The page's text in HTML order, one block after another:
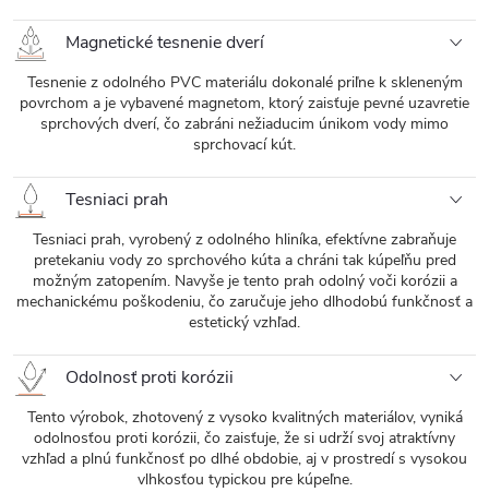
Magnetické tesnenie dverí
Tesnenie z odolného PVC materiálu dokonalé priľne k skleneným
povrchom a je vybavené magnetom, ktorý zaisťuje pevné uzavretie
sprchových dverí, čo zabráni nežiaducim únikom vody mimo
sprchovací kút.
Tesniaci prah
Tesniaci prah, vyrobený z odolného hliníka, efektívne zabraňuje
pretekaniu vody zo sprchového kúta a chráni tak kúpeľňu pred
možným zatopením. Navyše je tento prah odolný voči korózii a
mechanickému poškodeniu, čo zaručuje jeho dlhodobú funkčnosť a
estetický vzhľad.
Odolnosť proti korózii
Tento výrobok, zhotovený z vysoko kvalitných materiálov, vyniká
odolnosťou proti korózii, čo zaisťuje, že si udrží svoj atraktívny
vzhľad a plnú funkčnosť po dlhé obdobie, aj v prostredí s vysokou
vlhkosťou typickou pre kúpeľne.